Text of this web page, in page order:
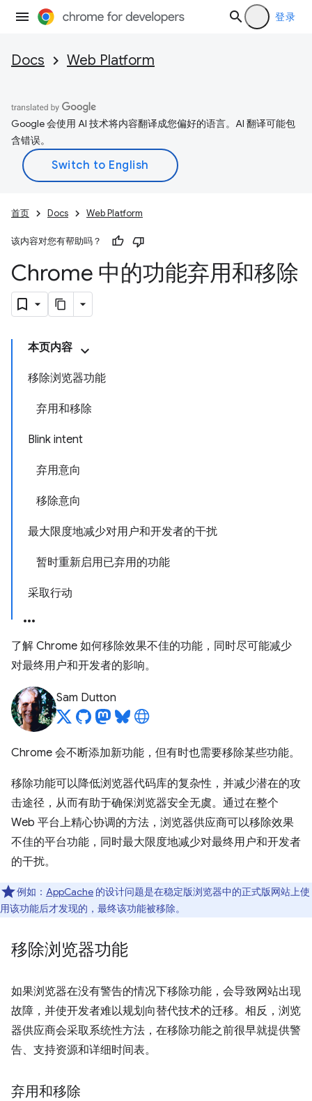
登录
Docs Web Platform
Google 会使用 AI 技术将内容翻译成您偏好的语言。AI 翻译可能包
含错误。
首页 Docs Web Platform
该内容对您有帮助吗？
Chrome 中的功能弃用和移除
本页内容
移除浏览器功能
弃用和移除
Blink intent
弃用意向
移除意向
最大限度地减少对用户和开发者的干扰
暂时重新启用已弃用的功能
采取行动
了解 Chrome 如何移除效果不佳的功能，同时尽可能减少
对最终用户和开发者的影响。
Sam Dutton
Chrome 会不断添加新功能，但有时也需要移除某些功能。
移除功能可以降低浏览器代码库的复杂性，并减少潜在的攻
击途径，从而有助于确保浏览器安全无虞。通过在整个
Web 平台上精心协调的方法，浏览器供应商可以移除效果
不佳的平台功能，同时最大限度地减少对最终用户和开发者
的干扰。
例如： AppCache 的设计问题是在稳定版浏览器中的正式版网站上使
用该功能后才发现的，最终该功能被移除。
移除浏览器功能
如果浏览器在没有警告的情况下移除功能，会导致网站出现
故障，并使开发者难以规划向替代技术的迁移。相反，浏览
器供应商会采取系统性方法，在移除功能之前很早就提供警
告、支持资源和详细时间表。
弃用和移除